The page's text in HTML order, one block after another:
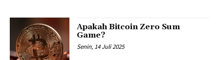
Apakah Bitcoin Zero Sum
Game?
Senin, 14 Juli 2025